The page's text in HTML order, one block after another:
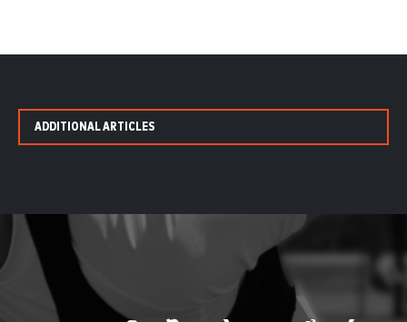
ADDITIONAL ARTICLES